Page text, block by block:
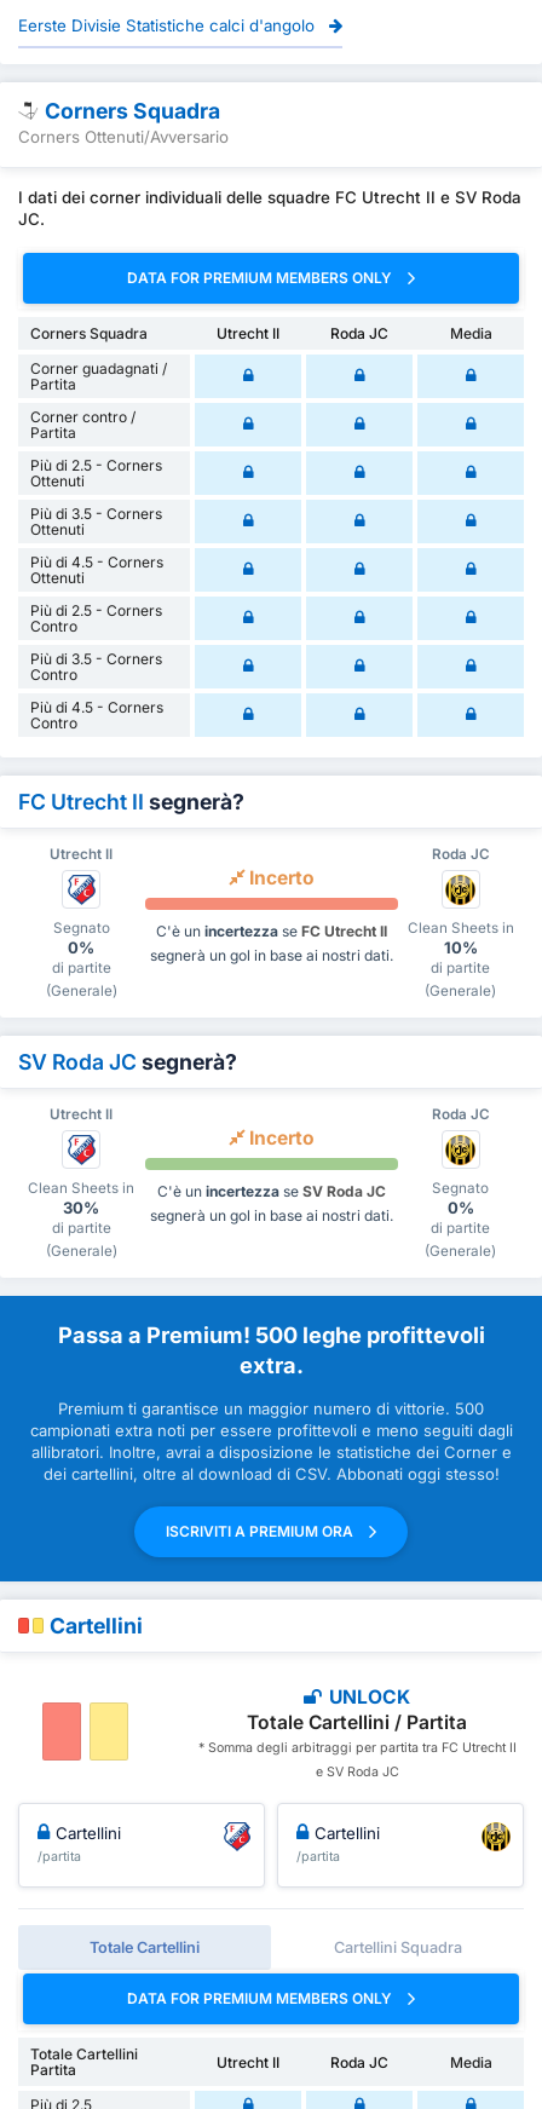
Eerste Divisie Statistiche calci d'angolo
Corners Squadra
Corners Ottenuti/Avversario
I dati dei corner individuali delle squadre FC Utrecht II e SV Roda
JC.
DATA FOR PREMIUM MEMBERS ONLY
Corners Squadra Utrecht II Roda JC
Media
Corner guadagnati /
Partita
Corner contro /
Partita
Più di 2.5 - Corners
Ottenuti
Più di 3.5 - Corners
Ottenuti
Più di 4.5 - Corners
Ottenuti
Più di 2.5 - Corners
Contro
Più di 3.5 - Corners
Contro
Più di 4.5 - Corners
Contro
FC Utrecht II segnerà?
Utrecht II Roda JC
Segnato
0%
di partite
(Generale)
Incerto
C'è un incertezzase FC Utrecht II
segnerà un gol in base ai nostri dati.
Clean Sheets in
10%
di partite
(Generale)
SV Roda JC segnerà?
Utrecht II Roda JC
Clean Sheets in
30%
di partite
(Generale)
Incerto
C'è un incertezzase SV Roda JC
segnerà un gol in base ai nostri dati.
Segnato
0%
di partite
(Generale)
Passa a Premium! 500 leghe profittevoli
extra.
Premium ti garantisce un maggior numero di vittorie. 500
campionati extra noti per essere profittevoli e meno seguiti dagli
allibratori. Inoltre, avrai a disposizione le statistiche dei Corner e
dei cartellini, oltre al download di CSV. Abbonati oggi stesso!
ISCRIVITI A PREMIUM ORA
Cartellini
UNLOCK
Totale Cartellini / Partita
* Somma degli arbitraggi per partita tra FC Utrecht II
e SV Roda JC
Cartellini
/partita
Cartellini
/partita
Totale Cartellini Cartellini Squadra
DATA FOR PREMIUM MEMBERS ONLY
Totale Cartellini
Partita
Utrecht II Roda JC Media
Più di 2.5